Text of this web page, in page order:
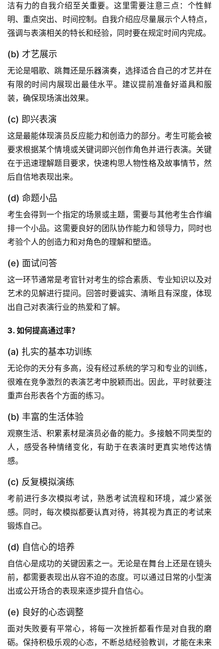
洁有力的自我介绍至关重要。这里需要注意三点：个性鲜
明、重点突出、时间控制。自我介绍应尽量展示个人特点，
强调与表演相关的特长和经验，同时要在规定时间内完成。
(b) 才艺展示
无论是唱歌、跳舞还是乐器演奏，选择适合自己的才艺并在
有限的时间内展现出最佳水平。建议提前准备好道具和服
装，确保现场演出效果。
(c) 即兴表演
这是最能体现演员反应能力和创造力的部分。考生可能会被
要求根据某个情境或关键词即兴创作角色并进行表演。关键
在于迅速理解题目要求，快速构思人物性格及故事情节，然
后自信地表现出来。
(d) 命题小品
考生会得到一个指定的场景或主题，需要与其他考生合作编
排一个小品。这需要良好的团队协作能力和领导力，同时也
考验个人的创造力和对角色的理解和塑造。
(e) 面试问答
这一环节通常是考官针对考生的综合素质、专业知识以及对
艺术的见解进行提问。回答时要诚实、清晰且有深度，体现
出自己对表演行业的热爱和了解。
3. 如何提高通过率？
(a) 扎实的基本功训练
无论你的天分有多高，没有经过系统的学习和专业的训练，
很难在竞争激烈的表演艺考中脱颖而出。因此，平时就要注
重声台形表各个方面的练习。
(b) 丰富的生活体验
观察生活、积累素材是演员必备的能力。多接触不同类型的
人，感受各种情绪变化，有助于在表演时更真实地传达情
感。
(c) 反复模拟演练
考前进行多次模拟考试，熟悉考试流程和环境，减少紧张
感。同时，每次模拟都要认真对待，将其视为真正的考试来
锻炼自己。
(d) 自信心的培养
自信心是成功的关键因素之一。无论是在舞台上还是在镜头
前，都需要表现出从容不迫的态度。可以通过日常的小型演
出或公开场合的表现来逐步提升自信心。
(e) 良好的心态调整
面对失败要有平常心，将每一次挫折都看作是对自我的磨
砺。保持积极乐观的心态，不断总结经验教训，才能在未来